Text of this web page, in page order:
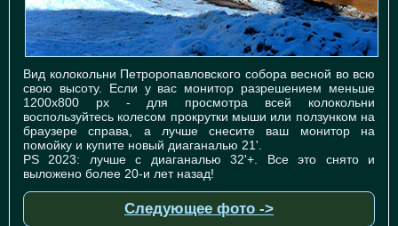
Вид колокольни Петроропавловского собора весной во всю
свою высоту. Если у вас монитор разрешением меньше
1200х800 рх - для просмотра всей колокольни
воспользуйтесь колесом прокрутки мыши или ползунком на
браузере справа, а лучше снесите ваш монитор на
помойку и купите новый диаганалью 21'.
PS 2023: лучше с диаганалью 32'+. Все это снято и
выложено более 20-и лет назад!
Следующее фото ->